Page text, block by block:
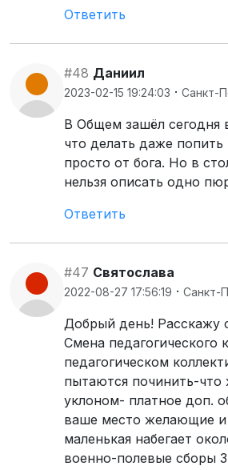
Ответить
#48 Даниил
2023-02-15 19:24:03 · Санкт-
В Общем зашёл сегодня
что делать даже
просто от бога. Но в
нельзя описать одно
Ответить
#47 Святослава
2022-08-27 17:56:19 · Санкт-
Добрый день! Расскажу
Смена педагогического
педагогическом
пытаются починить-что
уклоном- платное доп.
ваше место желающие и
маленькая набегает
военно-полевые сборы